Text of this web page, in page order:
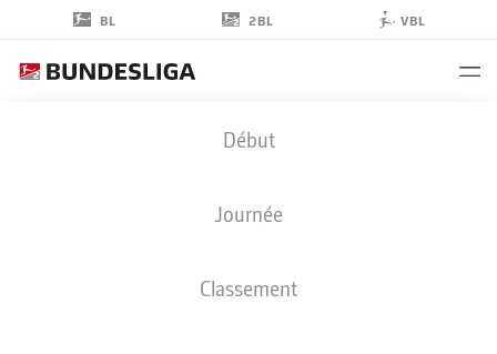
BL 2BL VBL
Début
Journée
Classement